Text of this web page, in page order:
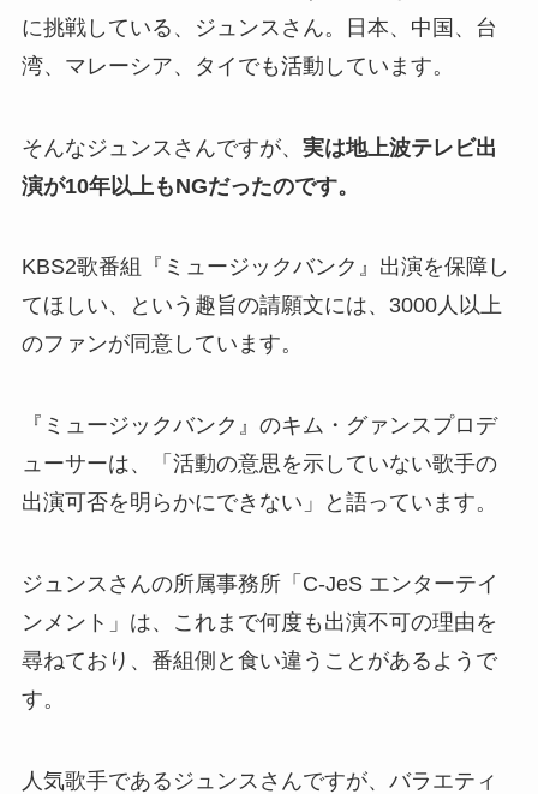
に挑戦している、ジュンスさん。日本、中国、台
湾、マレーシア、タイでも活動しています。
そんなジュンスさんですが、 実は地上波テレビ出
演が10年以上もNGだったのです。
KBS2歌番組『ミュージックバンク』出演を保障し
てほしい、という趣旨の請願文には、3000人以上
のファンが同意しています。
『ミュージックバンク』のキム・グァンスプロデ
ューサーは、「活動の意思を示していない歌手の
出演可否を明らかにできない」と語っています。
ジュンスさんの所属事務所「C-JeS エンターテイ
ンメント」は、これまで何度も出演不可の理由を
尋ねており、番組側と食い違うことがあるようで
す。
人気歌手であるジュンスさんですが、バラエティ